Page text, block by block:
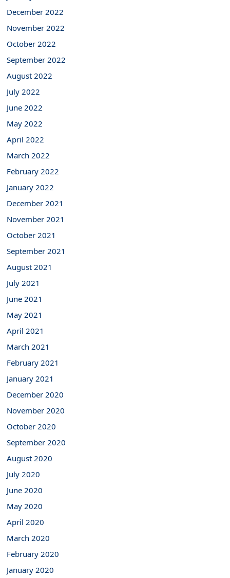
December 2022
November 2022
October 2022
September 2022
August 2022
July 2022
June 2022
May 2022
April 2022
March 2022
February 2022
January 2022
December 2021
November 2021
October 2021
September 2021
August 2021
July 2021
June 2021
May 2021
April 2021
March 2021
February 2021
January 2021
December 2020
November 2020
October 2020
September 2020
August 2020
July 2020
June 2020
May 2020
April 2020
March 2020
February 2020
January 2020